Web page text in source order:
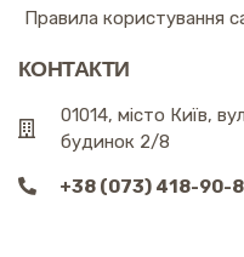
Правила користування
КОНТАКТИ
01014, місто Київ,
будинок 2/8
+38 (073) 418-90-